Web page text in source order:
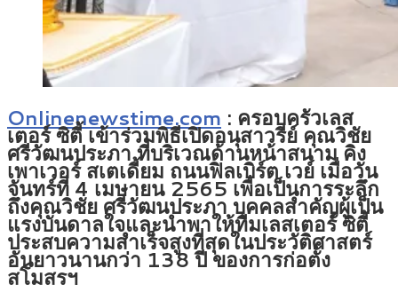
Onlinenewstime.com : ครอบครัวเลส
เตอร์ ซิตี้ เข้าร่วมพิธีเปิดอนุสาวรีย์ คุณวิชัย
ศรีวัฒนประภา ที่บริเวณด้านหน้าสนาม คิง
เพาเวอร์ สเตเดี้ยม ถนนฟิลเบิร์ต เวย์ เมื่อวัน
จันทร์ที่ 4 เมษายน 2565 เพื่อเป็นการระลึก
ถึงคุณวิชัย ศรีวัฒนประภา บุคคลสำคัญผู้เป็น
แรงบันดาลใจและนำพาให้ทีมเลสเตอร์ ซิตี้
ประสบความสำเร็จสูงที่สุดในประวัติศาสตร์
อันยาวนานกว่า 138 ปี ของการก่อตั้ง
สโมสรฯ